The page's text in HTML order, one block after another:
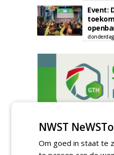
Event:
NWST
Om goed in staat te